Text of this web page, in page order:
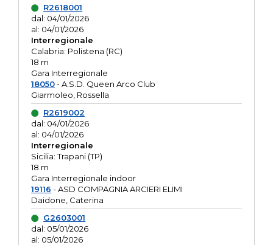
R2618001
dal: 04/01/2026
al: 04/01/2026
Interregionale
Calabria: Polistena (RC)
18 m
Gara Interregionale
18050- A.S.D. Queen Arco Club
Giarmoleo, Rossella
R2619002
dal: 04/01/2026
al: 04/01/2026
Interregionale
Sicilia: Trapani (TP)
18 m
Gara Interregionale indoor
19116 - ASD COMPAGNIA ARCIERI ELIMI
Daidone, Caterina
G2603001
dal: 05/01/2026
al: 05/01/2026